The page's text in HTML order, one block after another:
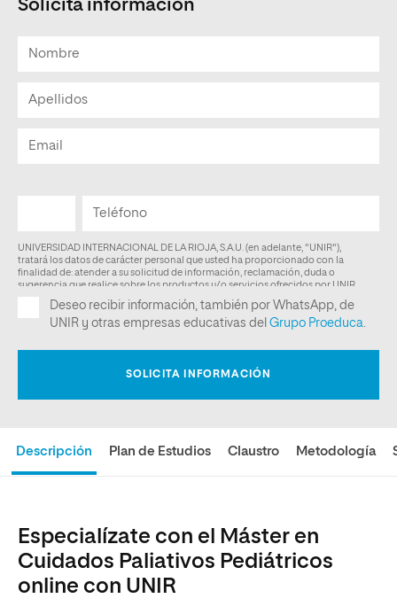
Descripción Plan de Estudios Claustro Metodología
Especialízate con el Máster en
Cuidados Paliativos Pediátricos
online con UNIR
Solicita información